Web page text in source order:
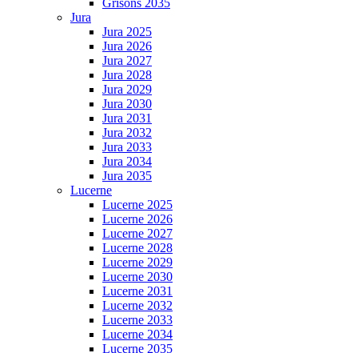
Grisons 2035
Jura
Jura 2025
Jura 2026
Jura 2027
Jura 2028
Jura 2029
Jura 2030
Jura 2031
Jura 2032
Jura 2033
Jura 2034
Jura 2035
Lucerne
Lucerne 2025
Lucerne 2026
Lucerne 2027
Lucerne 2028
Lucerne 2029
Lucerne 2030
Lucerne 2031
Lucerne 2032
Lucerne 2033
Lucerne 2034
Lucerne 2035